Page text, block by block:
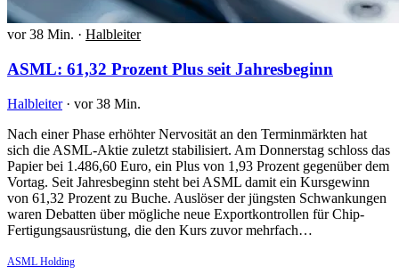
vor 38 Min. · Halbleiter
ASML: 61,32 Prozent Plus seit Jahresbeginn
Halbleiter · vor 38 Min.
Nach einer Phase erhöhter Nervosität an den Terminmärkten hat
sich die ASML-Aktie zuletzt stabilisiert. Am Donnerstag schloss das
Papier bei 1.486,60 Euro, ein Plus von 1,93 Prozent gegenüber dem
Vortag. Seit Jahresbeginn steht bei ASML damit ein Kursgewinn
von 61,32 Prozent zu Buche. Auslöser der jüngsten Schwankungen
waren Debatten über mögliche neue Exportkontrollen für Chip-
Fertigungsausrüstung, die den Kurs zuvor mehrfach…
ASML Holding